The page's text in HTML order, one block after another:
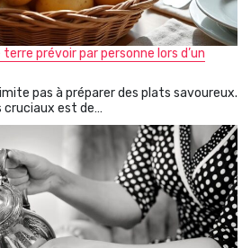
prévoir par personne lors d’un
pas à préparer des plats savoureux.
cruciaux est de…